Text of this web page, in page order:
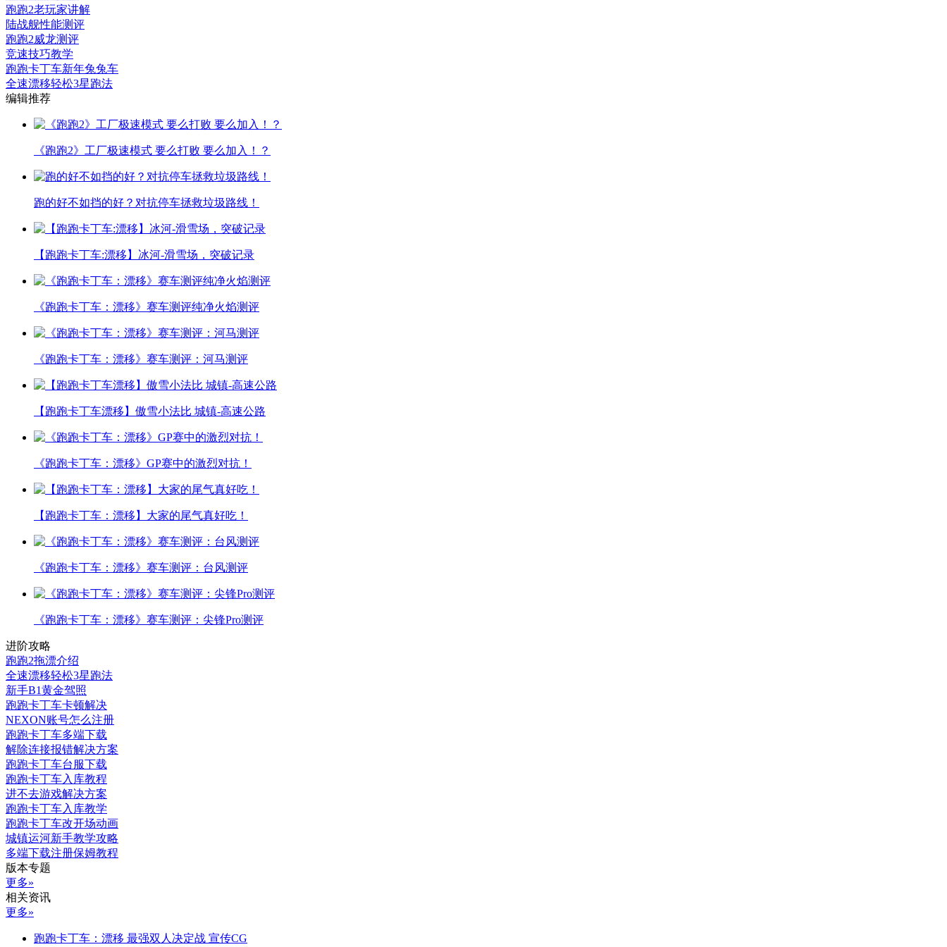
跑跑2老玩家讲解
陆战舰性能测评
跑跑2威龙测评
竞速技巧教学
跑跑卡丁车新年兔兔车
全速漂移轻松3星跑法
编辑推荐
《跑跑2》工厂极速模式 要么打败 要么加入！？
跑的好不如挡的好？对抗停车拯救垃圾路线！
【跑跑卡丁车:漂移】冰河-滑雪场，突破记录
《跑跑卡丁车：漂移》赛车测评纯净火焰测评
《跑跑卡丁车：漂移》赛车测评：河马测评
【跑跑卡丁车漂移】傲雪小法比 城镇-高速公路
《跑跑卡丁车：漂移》GP赛中的激烈对抗！
【跑跑卡丁车：漂移】大家的尾气真好吃！
《跑跑卡丁车：漂移》赛车测评：台风测评
《跑跑卡丁车：漂移》赛车测评：尖锋Pro测评
进阶攻略
跑跑2拖漂介绍
全速漂移轻松3星跑法
新手B1黄金驾照
跑跑卡丁车卡顿解决
NEXON账号怎么注册
跑跑卡丁车多端下载
解除连接报错解决方案
跑跑卡丁车台服下载
跑跑卡丁车入库教程
进不去游戏解决方案
跑跑卡丁车入库教学
跑跑卡丁车改开场动画
城镇运河新手教学攻略
多端下载注册保姆教程
版本专题
更多»
相关资讯
更多»
跑跑卡丁车：漂移 最强双人决定战 宣传CG